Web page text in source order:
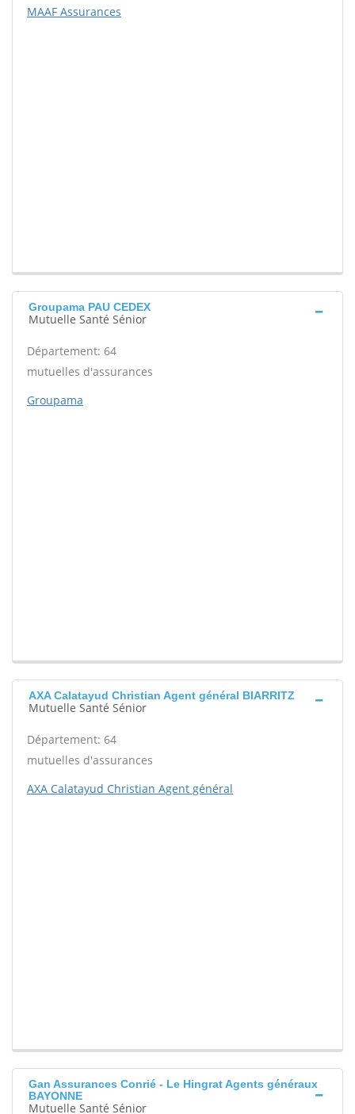
MAAF Assurances
Groupama PAU CEDEX
Mutuelle Santé Sénior
Département: 64
mutuelles d'assurances
Groupama
AXA Calatayud Christian Agent général BIARRITZ
Mutuelle Santé Sénior
Département: 64
mutuelles d'assurances
AXA Calatayud Christian Agent général
Gan Assurances Conrié - Le Hingrat Agents généraux
BAYONNE
Mutuelle Santé Sénior